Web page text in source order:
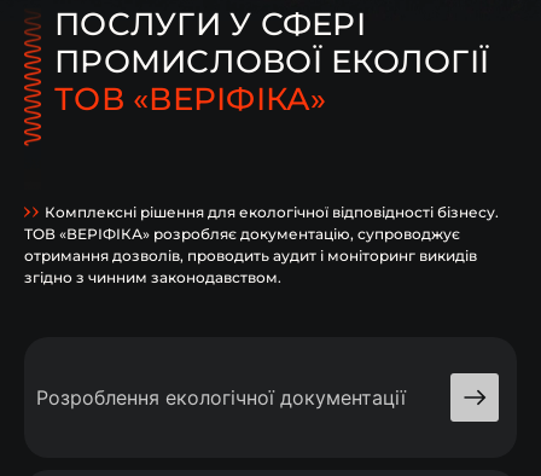
ПОСЛУГИ У СФЕРІ
ПРОМИСЛОВОЇ ЕКОЛОГІЇ
ТОВ «ВЕРІФІКА»
Комплексні рішення для екологічної відповідності бізнесу.
ТОВ «ВЕРІФІКА» розробляє документацію, супроводжує
отримання дозволів, проводить аудит і моніторинг викидів
згідно з чинним законодавством.
Розроблення екологічної документації